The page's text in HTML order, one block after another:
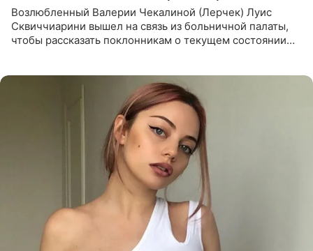
Возлюбленный Валерии Чекалиной (Лерчек) Луис
Сквиччиарини вышел на связь из больничной палаты,
чтобы рассказать поклонникам о текущем состоянии